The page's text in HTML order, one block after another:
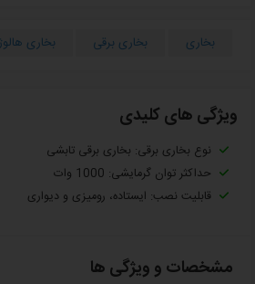
بخاری بخاری برقی بخاری
ویژگی های کلیدی
نوع بخاری برقی: بخاری برقی تابشی
حداکثر توان گرمایشی: 1000 وات
قابلیت نصب: ایستاده، رومیزی و دیواری
مشخصات و ویژگی ها